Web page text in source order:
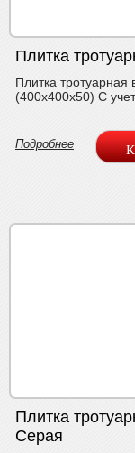
Плитка
Плитка тротуарная
(400х400х50) С
Подробнее
Плитка
Серая